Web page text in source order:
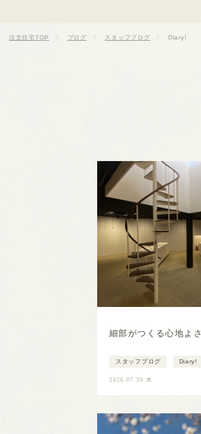
注文住宅TOP ブログ スタッフブログ Diary!
細部がつくる心地よさ
スタッフブログ Diary!
2026.07.30 木